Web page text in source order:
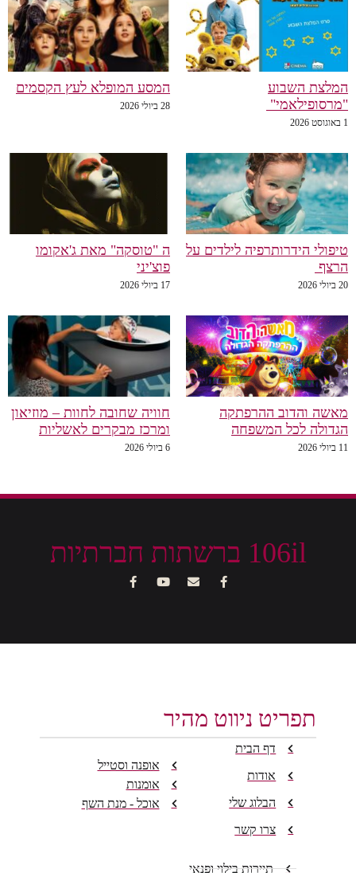
המלצת השבוע
"מרסופילאמי"
1 באוגוסט 2026
המסע המופלא לעץ הקסמים
28 ביולי 2026
טיפולי הידרותרפיה לילדים על
הרצף
20 ביולי 2026
ה "טוסקה" מאת ג'אקומו
פוצ'יני
17 ביולי 2026
מאשה והדוב ההרפתקה
הגדולה לכל המשפחה
11 ביולי 2026
חוויה שחובה לחוות – מוזיאון
ומרכז מבקרים לאשליות
6 ביולי 2026
106il ברשתות חברתיות
תפריט ניווט מהיר
דף הבית
אודות
הבלוג שלי
צרו קשר
אופנה וסטייל
אומנות
אוכל - מנת השף
תיירות בילוי ופנאי